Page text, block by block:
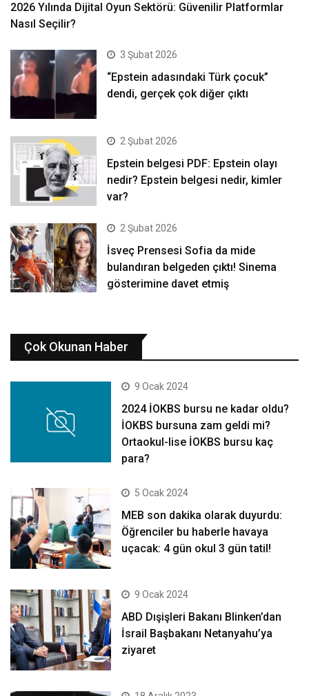
2026 Yılında Dijital Oyun Sektörü: Güvenilir Platformlar
Nasıl Seçilir?
3 Şubat 2026
“Epstein adasındaki Türk çocuk”
dendi, gerçek çok diğer çıktı
2 Şubat 2026
Epstein belgesi PDF: Epstein olayı
nedir? Epstein belgesi nedir, kimler
var?
2 Şubat 2026
İsveç Prensesi Sofia da mide
bulandıran belgeden çıktı! Sinema
gösterimine davet etmiş
Çok Okunan Haber
9 Ocak 2024
2024 İOKBS bursu ne kadar oldu?
İOKBS bursuna zam geldi mi?
Ortaokul-lise İOKBS bursu kaç
para?
5 Ocak 2024
MEB son dakika olarak duyurdu:
Öğrenciler bu haberle havaya
uçacak: 4 gün okul 3 gün tatil!
9 Ocak 2024
ABD Dışişleri Bakanı Blinken’dan
İsrail Başbakanı Netanyahu’ya
ziyaret